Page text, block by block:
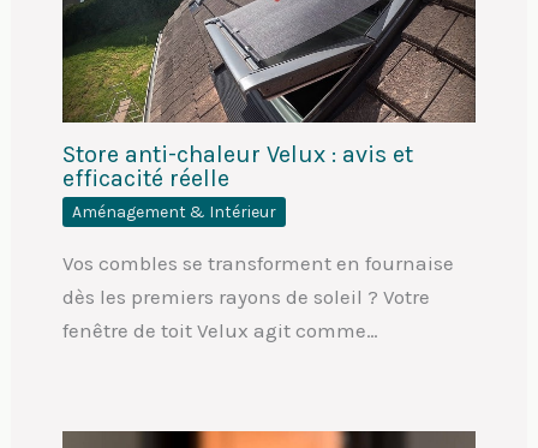
Store anti-chaleur Velux : avis et
efficacité réelle
Aménagement & Intérieur
Vos combles se transforment en fournaise
dès les premiers rayons de soleil ? Votre
fenêtre de toit Velux agit comme…